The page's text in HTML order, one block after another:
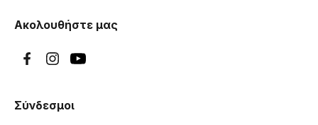
Σύνδεσμοι
Ακολουθήστε μας